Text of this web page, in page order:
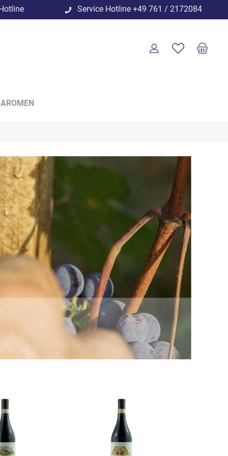
Service Hotline +49 761 / 2172084